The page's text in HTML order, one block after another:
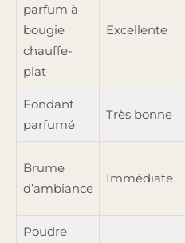
parfum à
bougie
chauffe-
plat
Excellente
Fondant
parfumé
Très bonne
Brume
d’ambiance
Immédiate
Poudre